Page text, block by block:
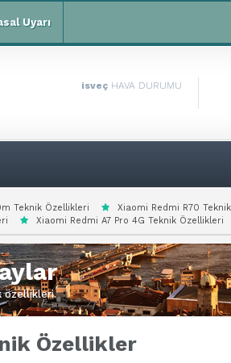
Uyarı
isveç HAVA DURUMU
Teknik Özellikleri Xiaomi Redmi R70
Xiaomi Redmi A7 Pro 4G Teknik Özellikleri
özellikleri.
Özellikler